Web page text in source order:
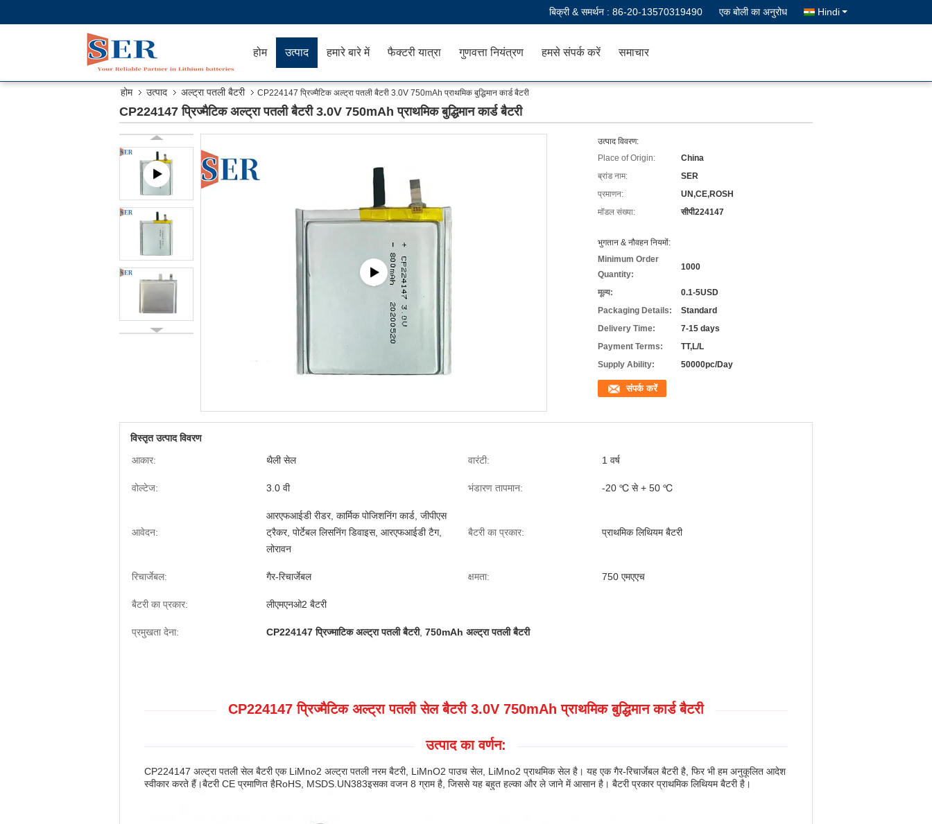
बिक्री & समर्थन : 86-20-13570319490 एक बोली का अनुरोध Hindi
होम उत्पाद हमारे बारे में फैक्टरी यात्रा गुणवत्ता नियंत्रण हमसे संपर्क करें समाचार
होम उत्पाद अल्ट्रा पतली बैटरी CP224147 प्रिज्मैटिक अल्ट्रा पतली बैटरी 3.0V 750mAh प्राथमिक बुद्धिमान कार्ड बैटरी
CP224147 प्रिज्मैटिक अल्ट्रा पतली बैटरी 3.0V 750mAh प्राथमिक बुद्धिमान कार्ड बैटरी
उत्पाद विवरण:
Place of Origin:
China
ब्रांड नाम:
SER
प्रमाणन:
UN,CE,ROSH
मॉडल संख्या:
सीपी224147
भुगतान & नौवहन नियमों:
Minimum Order
Quantity:
1000
मूल्य:
0.1-5USD
Packaging Details:
Standard
Delivery Time:
7-15 days
Payment Terms:
TT,L/L
Supply Ability:
50000pc/Day
संपर्क करें
विस्तृत उत्पाद विवरण
आकार:
थैली सेल वारंटी: 1 वर्ष
वोल्टेज: 3.0 वी भंडारण तापमान: -20 ℃ से + 50 ℃
आवेदन:
आरएफआईडी रीडर, कार्मिक पोजिशनिंग कार्ड, जीपीएस
ट्रैकर, पोर्टेबल लिसनिंग डिवाइस, आरएफआईडी टैग,
लोरावन
बैटरी का प्रकार: प्राथमिक लिथियम बैटरी
रिचार्जेबल: गैर-रिचार्जेबल क्षमता: 750 एमएएच
बैटरी का प्रकार: लीएमएनओ2 बैटरी
प्रमुखता देना: CP224147 प्रिज्माटिक अल्ट्रा पतली बैटरी, 750mAh अल्ट्रा पतली बैटरी
CP224147 प्रिज्मैटिक अल्ट्रा पतली सेल बैटरी 3.0V 750mAh प्राथमिक बुद्धिमान कार्ड बैटरी
उत्पाद का वर्णन:
CP224147 अल्ट्रा पतली सेल बैटरी एक LiMno2 अल्ट्रा पतली नरम बैटरी, LiMnO2 पाउच सेल, LiMno2 प्राथमिक सेल है। यह एक गैर-रिचार्जेबल बैटरी है, फिर भी हम अनुकूलित आदेश
स्वीकार करते हैं।बैटरी CE प्रमाणित हैRoHS, MSDS.UN383इसका वजन 8 ग्राम है, जिससे यह बहुत हल्का और ले जाने में आसान है। बैटरी प्रकार प्राथमिक लिथियम बैटरी है।